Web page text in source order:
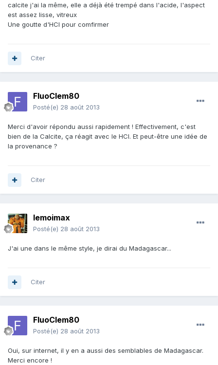
calcite j'ai la même, elle a déjà été trempé dans l'acide, l'aspect
est assez lisse, vitreux
Une goutte d'HCl pour comfirmer
Citer
FluoClem80
Posté(e) 28 août 2013
Merci d'avoir répondu aussi rapidement ! Effectivement, c'est
bien de la Calcite, ça réagit avec le HCI. Et peut-être une idée de
la provenance ?
Citer
lemoimax
Posté(e) 28 août 2013
J'ai une dans le même style, je dirai du Madagascar...
Citer
FluoClem80
Posté(e) 28 août 2013
Oui, sur internet, il y en a aussi des semblables de Madagascar.
Merci encore !